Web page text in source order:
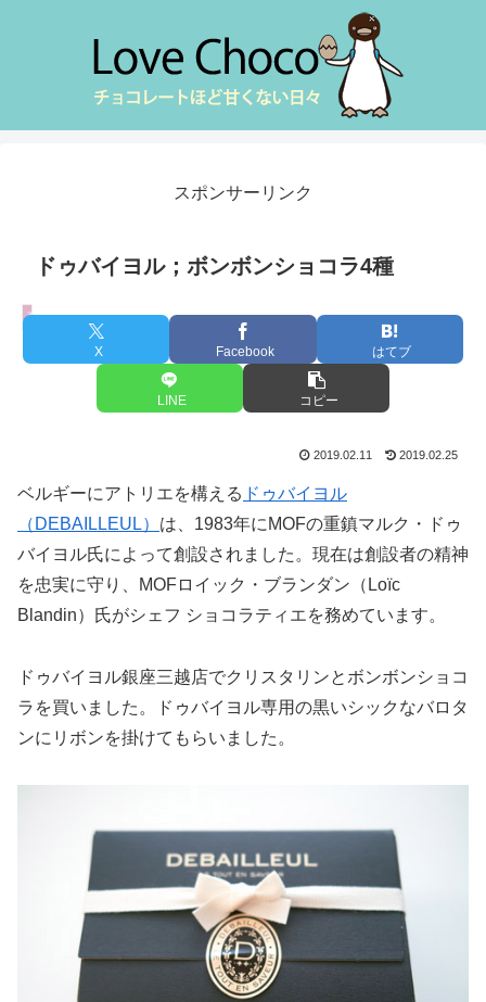
スポンサーリンク
ドゥバイヨル；ボンボンショコラ4種
商品
X Facebook はてブ
LINE コピー
2019.02.11 2019.02.25
ベルギーにアトリエを構える ドゥバイヨル
（DEBAILLEUL） は、1983年にMOFの重鎮マルク・ドゥ
バイヨル氏によって創設されました。現在は創設者の精神
を忠実に守り、MOFロイック・ブランダン（Loïc
Blandin）氏がシェフ ショコラティエを務めています。
ドゥバイヨル銀座三越店でクリスタリンとボンボンショコ
ラを買いました。ドゥバイヨル専用の黒いシックなバロタ
ンにリボンを掛けてもらいました。